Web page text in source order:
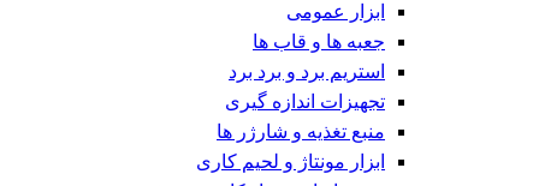
ابزار عمومی
جعبه ها و قاب ها
استریم برد و برد برد
تجهیزات اندازه گیری
منبع تغذیه و شارژر ها
ابزار مونتاژ و لحیم کاری